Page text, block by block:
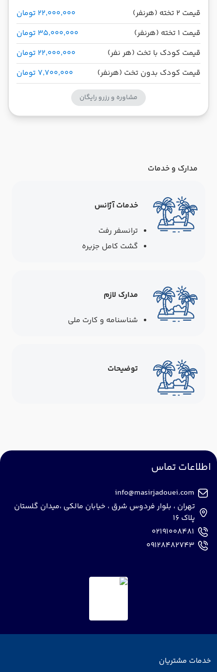
قیمت 2 تخته (هرنفر)
۲۲٬۰۰۰٬۰۰۰ تومان
قیمت 1 تخته (هرنفر)
۳۵٬۰۰۰٬۰۰۰ تومان
قیمت کودک با تخت (هر نفر)
۲۲٬۰۰۰٬۰۰۰ تومان
قیمت کودک بدون تخت (هرنفر)
۷٬۷۰۰٬۰۰۰ تومان
مشاوره و رزرو رایگان
مدارک و خدمات
خدمات آژانس
ترانسفر رفت
گشت کامل جزیره
مدارک لازم
شناسنامه و کارت ملی
توضیحات
خدمات مشتریان
اطلاعات تماس
info@masirjadouei.com
تهران ، بلوار فردوس شرق ، خیابان مالکی ،میدان گلستان
پلاک 16
02191008481
09128482743